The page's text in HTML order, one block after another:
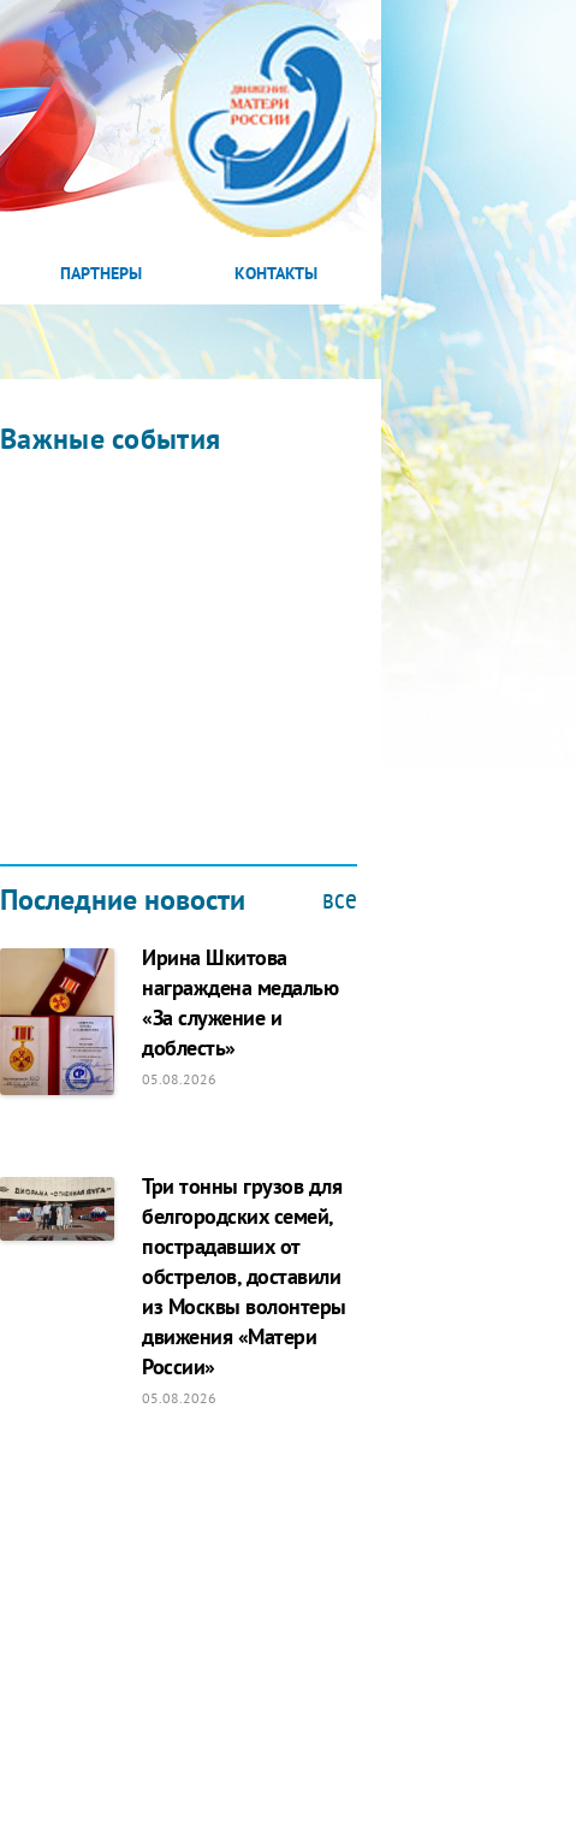
ПАРТНЕРЫ КОНТАКТЫ
Важные события
Последние новости все
Ирина Шкитова
награждена медалью
«За служение и
доблесть»
05.08.2026
Три тонны грузов для
белгородских семей,
пострадавших от
обстрелов, доставили
из Москвы волонтеры
движения «Матери
России»
05.08.2026